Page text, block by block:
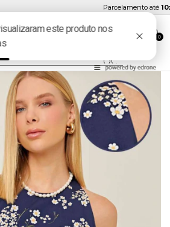
Parcelamento até10x
0